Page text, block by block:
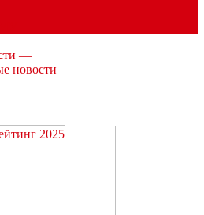
дня в Тульской области на сайте